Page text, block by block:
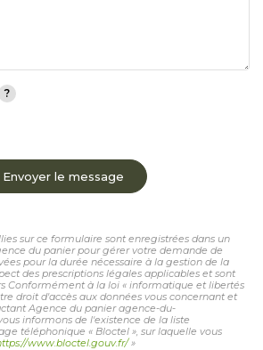
Envoyer le message
sur ce formulaire sont enregistrées dans un
du panier pour gérer votre demande de
pour la durée nécessaire à la gestion de la
des prescriptions légales applicables et sont
Conformément à la loi « informatique et libertés
droit d'accès aux données vous concernant et
Agence du panier agence-du-
informons de l'existence de la liste
téléphonique « Bloctel », sur laquelle vous
www.bloctel.gouv.fr/»